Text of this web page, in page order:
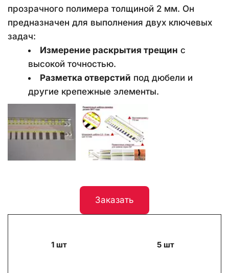
прозрачного полимера толщиной 2 мм. Он
предназначен для выполнения двух ключевых
задач:
Измерение раскрытия трещин с
высокой точностью.
Разметка отверстий под дюбели и
другие крепежные элементы.
Заказать
1 шт 5 шт